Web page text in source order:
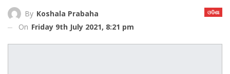
ଓଡିଶା
By Koshala Prabaha
On Friday 9th July 2021, 8:21 pm